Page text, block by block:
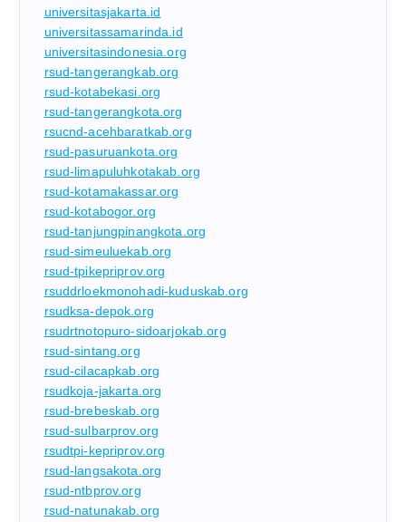
universitasjakarta.id
universitassamarinda.id
universitasindonesia.org
rsud-tangerangkab.org
rsud-kotabekasi.org
rsud-tangerangkota.org
rsucnd-acehbaratkab.org
rsud-pasuruankota.org
rsud-limapuluhkotakab.org
rsud-kotamakassar.org
rsud-kotabogor.org
rsud-tanjungpinangkota.org
rsud-simeuluekab.org
rsud-tpikepriprov.org
rsuddrloekmonohadi-kuduskab.org
rsudksa-depok.org
rsudrtnotopuro-sidoarjokab.org
rsud-sintang.org
rsud-cilacapkab.org
rsudkoja-jakarta.org
rsud-brebeskab.org
rsud-sulbarprov.org
rsudtpi-kepriprov.org
rsud-langsakota.org
rsud-ntbprov.org
rsud-natunakab.org